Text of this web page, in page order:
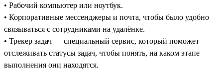
• Рабочий компьютер или ноутбук.
• Корпоративные мессенджеры и почта, чтобы было удобно
связываться с сотрудниками на удалёнке.
• Трекер задач — специальный сервис, который поможет
отслеживать статусы задач, чтобы понять, на каком этапе
выполнения они находятся.